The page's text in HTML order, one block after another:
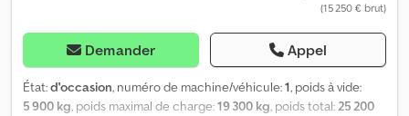
(15 250 € brut)
Demander Appel
État:d'occasion, numéro de machine/véhicule:1, poids à vide:
5 900 kg, poids maximal de charge:19 300 kg, poids total:25 200